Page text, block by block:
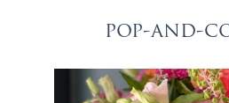
pop-and-